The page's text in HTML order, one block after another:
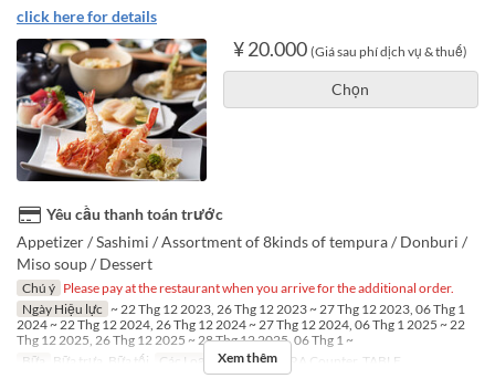
click here for details
¥ 20.000 (Giá sau phí dịch vụ & thuế)
Chọn
Yêu cầu thanh toán trước
Appetizer / Sashimi / Assortment of 8kinds of tempura / Donburi /
Miso soup / Dessert
Chú ý Please pay at the restaurant when you arrive for the additional order.
Ngày Hiệu lực ~ 22 Thg 12 2023, 26 Thg 12 2023 ~ 27 Thg 12 2023, 06 Thg 1
2024 ~ 22 Thg 12 2024, 26 Thg 12 2024 ~ 27 Thg 12 2024, 06 Thg 1 2025 ~ 22
Thg 12 2025, 26 Thg 12 2025 ~ 28 Thg 12 2025, 06 Thg 1 ~
Bữa
Bữa trưa, Bữa tối Các Loại Ghế TEMPURA Counter, TABLE
Xem thêm